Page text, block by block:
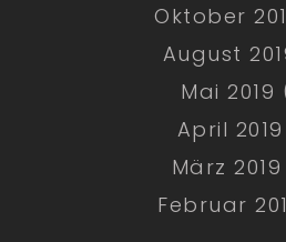
Oktober
August
Mai 2019
April
März
Februar